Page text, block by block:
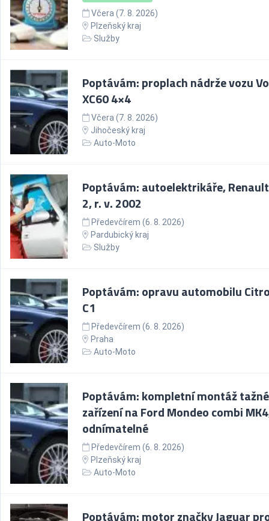
Včera (7. 8. 2026)
Plzeňský kraj
Služby
Poptávám: proplach nádrže vozu
XC60 4×4
Včera (7. 8. 2026)
Jihočeský kraj
Auto-Moto
Poptávám: autoelektrikáře,
2, r. v. 2002
Předevčírem (6. 8. 2026)
Pardubický kraj
Služby
Poptávám: opravu automobilu
C1
Předevčírem (6. 8. 2026)
Praha
Auto-Moto
Poptávám: kompletní montáž
zařízení na Ford Mondeo combi
odnímatelné
Předevčírem (6. 8. 2026)
Plzeňský kraj
Auto-Moto
Poptávám: motor značky Jaguar